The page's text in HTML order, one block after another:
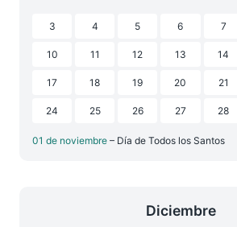
3 4 5 6 7
10 11 12 13 14
17 18 19 20 21
24 25 26 27 28
01 de noviembre – Día de Todos los Santos
Diciembre